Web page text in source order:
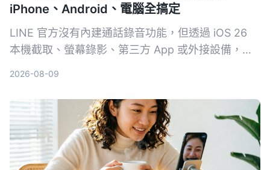
iPhone、Android、電腦全搞定
LINE 官方沒有內建通話錄音功能，但透過 iOS 26
本機截取、螢幕錄影、第三方 App 或外接設備，一
2026-08-09